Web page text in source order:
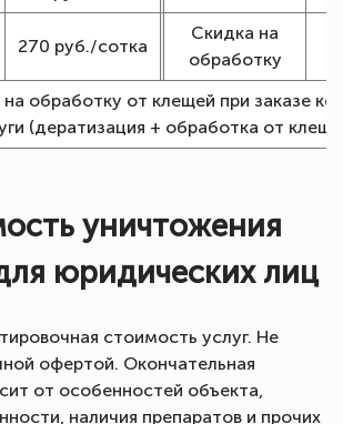
270 руб./сотка
Скидка на
обработку
обработку от клещей при заказе
(дератизация + обработка от
уничтожения
юридических лиц
стоимость услуг. Не
офертой. Окончательная
от особенностей объекта,
наличия препаратов и прочих